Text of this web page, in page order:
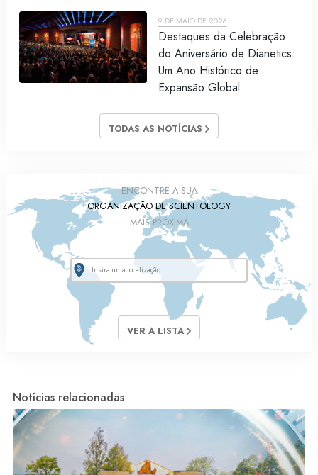
9 DE MAIO DE 2026
Destaques da Celebração
do Aniversário de Dianetics:
Um Ano Histórico de
Expansão Global
TODAS AS NOTÍCIAS
ENCONTRE A SUA
ORGANIZAÇÃO DE SCIENTOLOGY
MAIS PRÓXIMA
VER A LISTA
Notícias relacionadas